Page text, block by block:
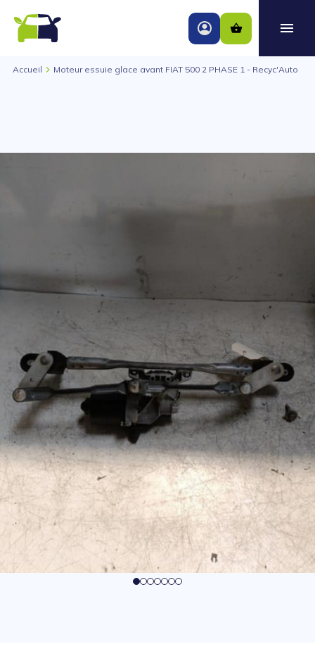
Accueil Moteur essuie glace avant FIAT 500 2 PHASE 1 - Recyc'Auto